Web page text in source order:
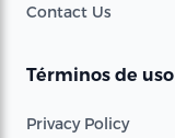
Contact Us
Términos de uso
Privacy Policy